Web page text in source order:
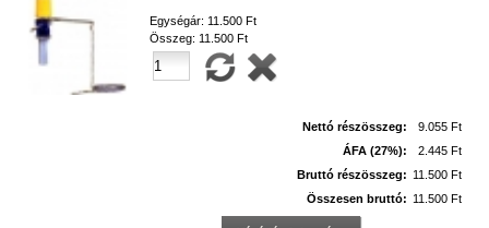
Egységár: 11.500 Ft
Összeg: 11.500 Ft
Nettó részösszeg:
9.055 Ft
ÁFA (27%):
2.445 Ft
Bruttó részösszeg: 11.500 Ft
Összesen bruttó: 11.500 Ft